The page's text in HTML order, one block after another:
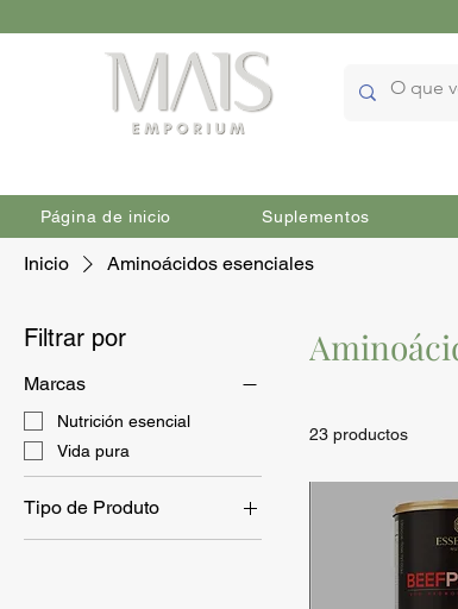
Página de inicio Suplementos
Inicio Aminoácidos esenciales
Filtrar por
Marcas
Nutrición esencial
Vida pura
Tipo de Produto
Protección de la piel
23 productos